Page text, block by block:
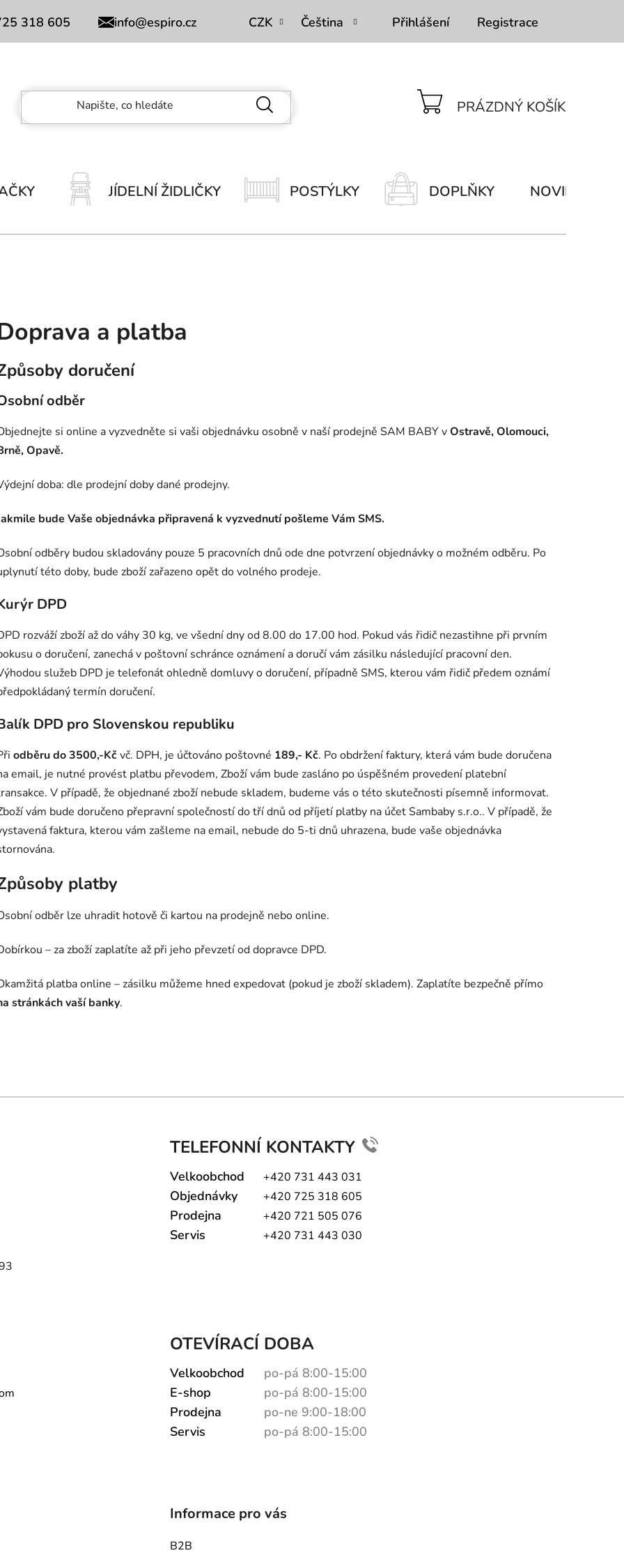
Obchodní podmínky
318 605 info@espiro.cz CZK Čeština Přihlášení Registrace
PRÁZDNÝ KOŠÍK
JÍDELNÍ ŽIDLIČKY POSTÝLKY DOPLŇKY NOVINKY
a platba
doručení
odběr
si online a vyzvedněte si vaši objednávku osobně v naší prodejně SAM BABY vOstravě, Olomouci,
Opavě.
doba: dle prodejní doby dané prodejny.
bude Vaše objednávka připravená k vyzvednutí pošleme Vám SMS.
odběry budou skladovány pouze 5 pracovních dnů ode dne potvrzení objednávky o možném odběru. Po
této doby, bude zboží zařazeno opět do volného prodeje.
DPD
rozváží zboží až do váhy 30 kg, ve všední dny od 8.00 do 17.00 hod. Pokud vás řidič nezastihne při prvním
o doručení, zanechá v poštovní schránce oznámení a doručí vám zásilku následující pracovní den.
služeb DPD je telefonát ohledně domluvy o doručení, případně SMS, kterou vám řidič předem oznámí
termín doručení.
DPD pro Slovenskou republiku
odběru do 3500,-Kčvč. DPH, je účtováno poštovné 189,- Kč. Po obdržení faktury, která vám bude doručena
email, je nutné provést platbu převodem, Zboží vám bude zasláno po úspěšném provedení platební
V případě, že objednané zboží nebude skladem, budeme vás o této skutečnosti písemně informovat.
vám bude doručeno přepravní společností do tří dnů od příjetí platby na účet Sambaby s.r.o.. V případě, že
faktura, kterou vám zašleme na email, nebude do 5-ti dnů uhrazena, bude vaše objednávka
platby
odběr lze uhradit hotově či kartou na prodejně nebo online.
– za zboží zaplatíte až při jeho převzetí od dopravce DPD.
platba online – zásilku můžeme hned expedovat (pokud je zboží skladem). Zaplatíte bezpečně přímo
stránkách vaší banky.
TELEFONNÍ KONTAKTY
Velkoobchod +420 731 443 031
Objednávky +420 725 318 605
Prodejna +420 721 505 076
Servis +420 731 443 030
OTEVÍRACÍ DOBA
Velkoobchod
po-pá 8:00-15:00
E-shop
po-pá 8:00-15:00
Prodejna
po-ne 9:00-18:00
Servis
po-pá 8:00-15:00
Informace pro vás
B2B